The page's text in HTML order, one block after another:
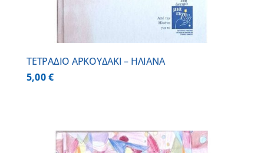
ΤΕΤΡΑΔΙΟ ΑΡΚΟΥΔΑΚΙ – ΗΛΙΑΝΑ
5,00€